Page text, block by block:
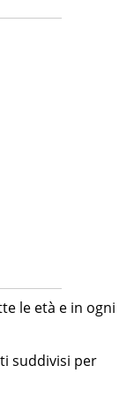
le età e in ogni
suddivisi per